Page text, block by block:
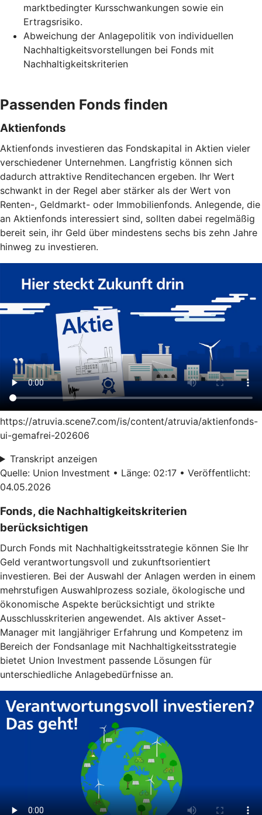
marktbedingter Kursschwankungen sowie ein
Ertragsrisiko.
Abweichung der Anlagepolitik von individuellen
Nachhaltigkeitsvorstellungen bei Fonds mit
Nachhaltigkeitskriterien
Passenden Fonds finden
Aktienfonds
Aktienfonds investieren das Fondskapital in Aktien vieler
verschiedener Unternehmen. Langfristig können sich
dadurch attraktive Renditechancen ergeben. Ihr Wert
schwankt in der Regel aber stärker als der Wert von
Renten-, Geldmarkt- oder Immobilienfonds. Anlegende, die
an Aktienfonds interessiert sind, sollten dabei regelmäßig
bereit sein, ihr Geld über mindestens sechs bis zehn Jahre
hinweg zu investieren.
https://atruvia.scene7.com/is/content/atruvia/aktienfonds-
ui-gemafrei-202606
Transkript anzeigen
Quelle: Union Investment • Länge: 02:17 • Veröffentlicht:
04.05.2026
Fonds, die Nachhaltigkeitskriterien
berücksichtigen
Durch Fonds mit Nachhaltigkeitsstrategie können Sie Ihr
Geld verantwortungsvoll und zukunftsorientiert
investieren. Bei der Auswahl der Anlagen werden in einem
mehrstufigen Auswahlprozess soziale, ökologische und
ökonomische Aspekte berücksichtigt und strikte
Ausschlusskriterien angewendet. Als aktiver Asset-
Manager mit langjähriger Erfahrung und Kompetenz im
Bereich der Fondsanlage mit Nachhaltigkeitsstrategie
bietet Union Investment passende Lösungen für
unterschiedliche Anlagebedürfnisse an.